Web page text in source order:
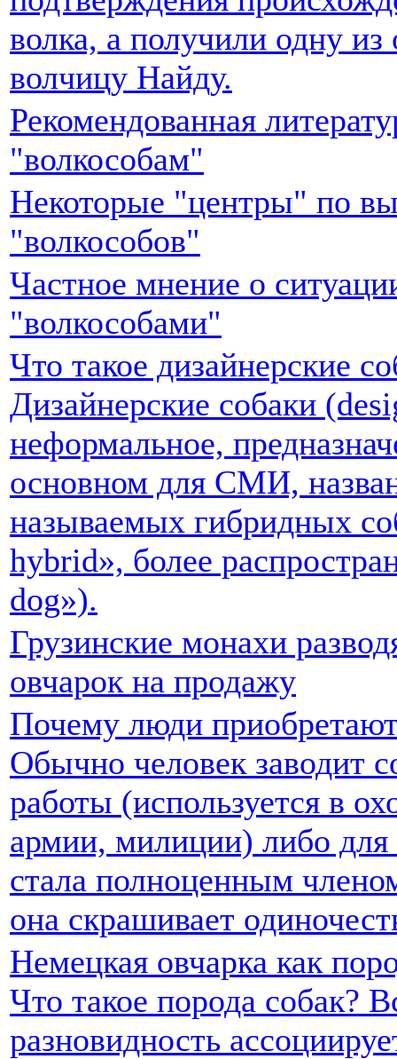
волка, а получили одну
волчицу Найду.
Рекомендованная
"волкособам"
Некоторые "центры" по
"волкособов"
Частное мнение о
"волкособами"
Что такое дизайнерские
Дизайнерские собаки
неформальное,
основном для СМИ,
называемых гибридных
hybrid», более
dog»).
Грузинские монахи
овчарок на продажу
Почему люди
Обычно человек заводит
работы (используется в
армии, милиции) либо для
стала полноценным
она скрашивает
Немецкая овчарка как
Что такое порода собак?
разновидность